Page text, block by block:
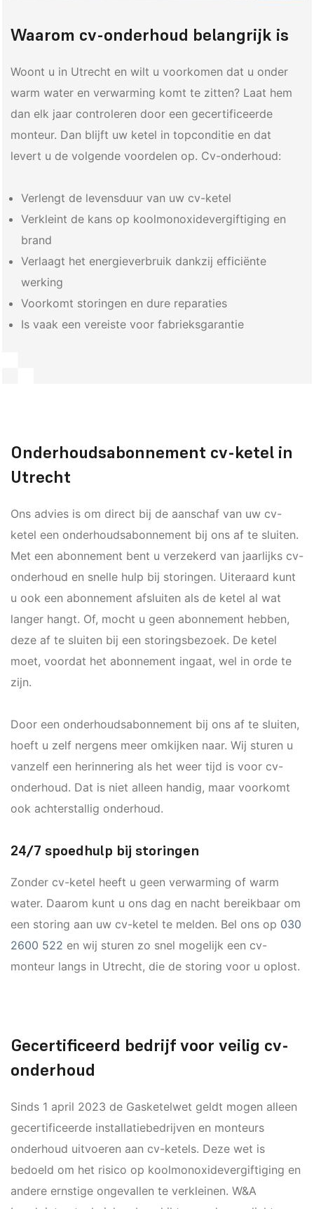
Waarom cv-onderhoud belangrijk is
Woont u in Utrecht en wilt u voorkomen dat u onder
warm water en verwarming komt te zitten? Laat hem
dan elk jaar controleren door een gecertificeerde
monteur. Dan blijft uw ketel in topconditie en dat
levert u de volgende voordelen op. Cv-onderhoud:
Verlengt de levensduur van uw cv-ketel
Verkleint de kans op koolmonoxidevergiftiging en
brand
Verlaagt het energieverbruik dankzij efficiënte
werking
Voorkomt storingen en dure reparaties
Is vaak een vereiste voor fabrieksgarantie
Onderhoudsabonnement cv-ketel in
Utrecht
Ons advies is om direct bij de aanschaf van uw cv-
ketel een onderhoudsabonnement bij ons af te sluiten.
Met een abonnement bent u verzekerd van jaarlijks cv-
onderhoud en snelle hulp bij storingen. Uiteraard kunt
u ook een abonnement afsluiten als de ketel al wat
langer hangt. Of, mocht u geen abonnement hebben,
deze af te sluiten bij een storingsbezoek. De ketel
moet, voordat het abonnement ingaat, wel in orde te
zijn.
Door een onderhoudsabonnement bij ons af te sluiten,
hoeft u zelf nergens meer omkijken naar. Wij sturen u
vanzelf een herinnering als het weer tijd is voor cv-
onderhoud. Dat is niet alleen handig, maar voorkomt
ook achterstallig onderhoud.
24/7 spoedhulp bij storingen
Zonder cv-ketel heeft u geen verwarming of warm
water. Daarom kunt u ons dag en nacht bereikbaar om
een storing aan uw cv-ketel te melden. Bel ons op 030
2600 522 en wij sturen zo snel mogelijk een cv-
monteur langs in Utrecht, die de storing voor u oplost.
Gecertificeerd bedrijf voor veilig cv-
onderhoud
Sinds 1 april 2023 de Gasketelwet geldt mogen alleen
gecertificeerde installatiebedrijven en monteurs
onderhoud uitvoeren aan cv-ketels. Deze wet is
bedoeld om het risico op koolmonoxidevergiftiging en
andere ernstige ongevallen te verkleinen. W&A